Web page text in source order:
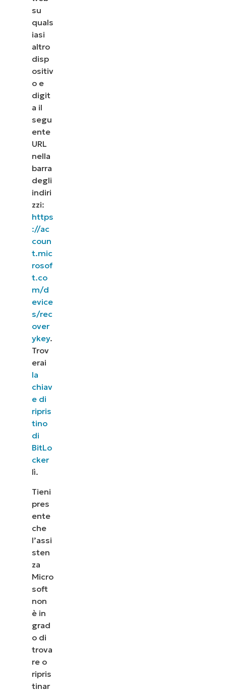
su
quals
iasi
altro
disp
ositiv
o e
digit
a il
segu
ente
URL
nella
barra
degli
indiri
zzi:
https
://ac
coun
t.mic
rosof
t.co
m/d
evice
s/rec
over
ykey.
Trov
erai
la
chiav
e di
ripris
tino
di
BitLo
cker
lì.
Tieni
pres
ente
che
l’assi
sten
za
Micro
soft
non
è in
grad
o di
trova
re o
ripris
tinar